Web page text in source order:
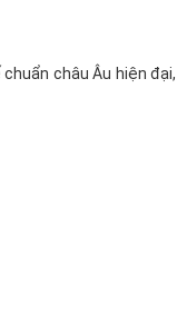
châu Âu hiện đại,